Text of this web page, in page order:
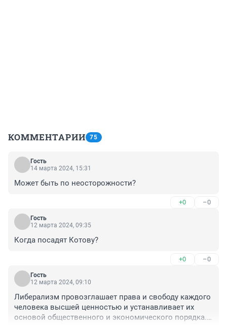
КОММЕНТАРИИ 75
Гость
14 марта 2024, 15:31
Может быть по неосторожности?
+0 –0
Гость
12 марта 2024, 09:35
Когда посадят Котову?
+0 –0
Гость
12 марта 2024, 09:10
Либерализм провозглашает права и свободу каждого
человека высшей ценностью и устанавливает их
основой общественного и экономического порядка.